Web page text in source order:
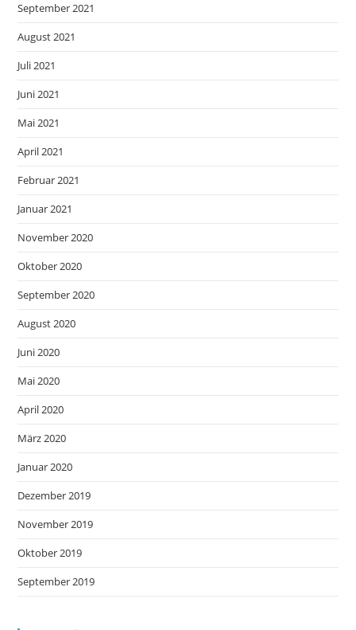
September 2021
August 2021
Juli 2021
Juni 2021
Mai 2021
April 2021
Februar 2021
Januar 2021
November 2020
Oktober 2020
September 2020
August 2020
Juni 2020
Mai 2020
April 2020
März 2020
Januar 2020
Dezember 2019
November 2019
Oktober 2019
September 2019